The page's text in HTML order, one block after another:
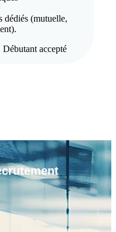
dédiés (mutuelle,
accepté